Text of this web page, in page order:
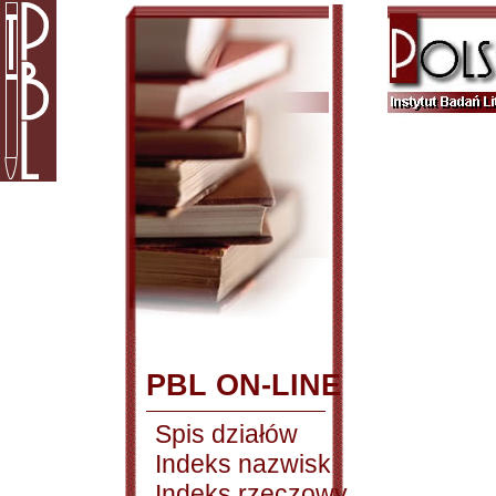
PBL ON-LINE
Spis działów
Indeks nazwisk